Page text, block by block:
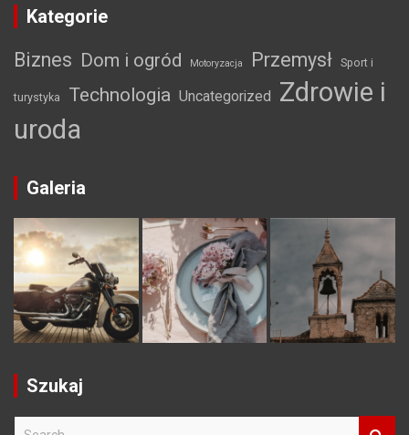
Kategorie
Biznes Dom i ogród Motoryzacja Przemysł Sport i
turystyka Technologia Uncategorized
Zdrowie i
uroda
Galeria
Szukaj